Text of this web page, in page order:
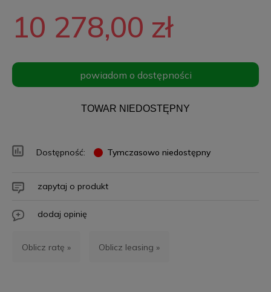
10 278,00 zł
powiadom o dostępności
TOWAR NIEDOSTĘPNY
Dostępność: Tymczasowo niedostępny
zapytaj o produkt
dodaj opinię
Oblicz ratę » Oblicz leasing »